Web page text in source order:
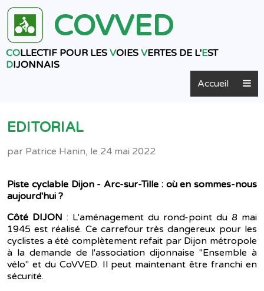
COVVED
COLLECTIF POUR LES VOIES VERTES DE L'EST
DIJONNAIS
Accueil
EDITORIAL
par Patrice Hanin, le 24 mai 2022
Piste cyclable Dijon - Arc-sur-Tille : où en sommes-nous
aujourd'hui ?
Côté DIJON : L'aménagement du rond-point du 8 mai
1945 est réalisé. Ce carrefour très dangereux pour les
cyclistes a été complètement refait par Dijon métropole
à la demande de l'association dijonnaise "Ensemble à
vélo" et du CoVVED. Il peut maintenant être franchi en
sécurité.